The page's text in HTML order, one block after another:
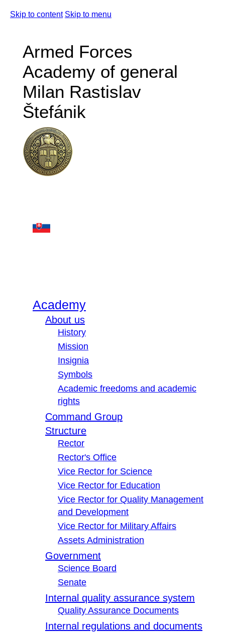
Skip to content Skip to menu
Armed Forces
Academy of general
Milan Rastislav
Štefánik
Academy
About us
History
Mission
Insignia
Symbols
Academic freedoms and academic
rights
Command Group
Structure
Rector
Rector's Office
Vice Rector for Science
Vice Rector for Education
Vice Rector for Quality Management
and Development
Vice Rector for Military Affairs
Assets Administration
Government
Science Board
Senate
Internal quality assurance system
Quality Assurance Documents
Internal regulations and documents